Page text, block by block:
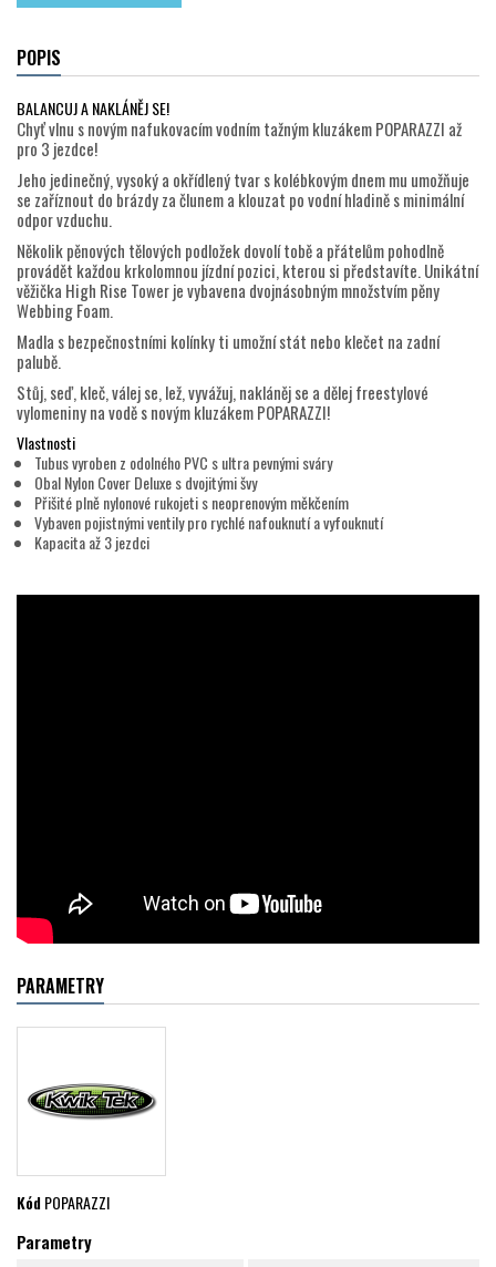
POPIS
BALANCUJ A NAKLÁNĚJ SE!
Chyť vlnu s novým nafukovacím vodním tažným kluzákem POPARAZZI až
pro 3 jezdce!
Jeho jedinečný, vysoký a okřídlený tvar s kolébkovým dnem mu umožňuje
se zaříznout do brázdy za člunem a klouzat po vodní hladině s minimální
odpor vzduchu.
Několik pěnových tělových podložek dovolí tobě a přátelům pohodlně
provádět každou krkolomnou jízdní pozici, kterou si představíte. Unikátní
věžička High Rise Tower je vybavena dvojnásobným množstvím pěny
Webbing Foam.
Madla s bezpečnostními kolínky ti umožní stát nebo klečet na zadní
palubě.
Stůj, seď, kleč, válej se, lež, vyvážuj, nakláněj se a dělej freestylové
vylomeniny na vodě s novým kluzákem POPARAZZI!
Vlastnosti
Tubus vyroben z odolného PVC s ultra pevnými sváry
Obal Nylon Cover Deluxe s dvojitými švy
Přišité plně nylonové rukojeti s neoprenovým měkčením
Vybaven pojistnými ventily pro rychlé nafouknutí a vyfouknutí
Kapacita až 3 jezdci
PARAMETRY
KódPOPARAZZI
Parametry